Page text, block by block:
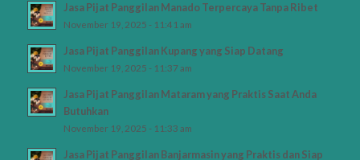
Jasa Pijat Panggilan Manado Terpercaya Tanpa Ribet
November 19, 2025 - 11:41 am
Jasa Pijat Panggilan Kupang yang Siap Datang
November 19, 2025 - 11:37 am
Jasa Pijat Panggilan Mataram yang Praktis Saat Anda
Butuhkan
November 19, 2025 - 11:33 am
Jasa Pijat Panggilan Banjarmasin yang Praktis dan Siap